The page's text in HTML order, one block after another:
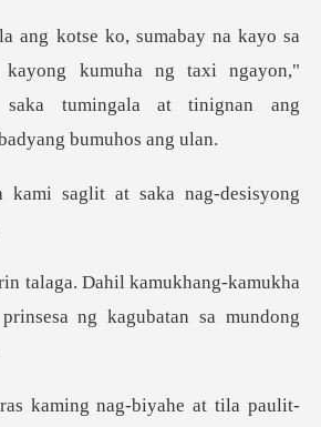
kayong kumuha ng taxi ngayon,"
tumi
saglit at saka nag-desi
hang-kamukha
n
nag-biyahe at tila paulit-